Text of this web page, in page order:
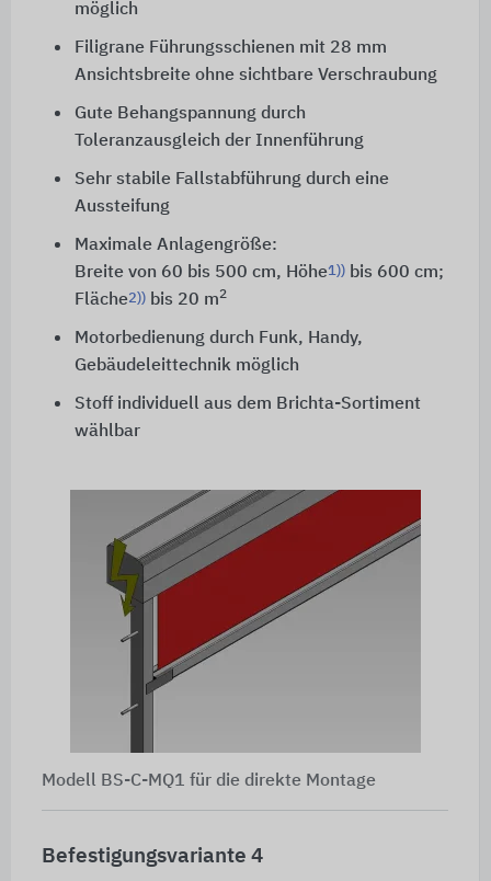
möglich
Filigrane Führungsschienen mit 28 mm
Ansichtsbreite ohne sichtbare Verschraubung
Gute Behangspannung durch
Toleranzausgleich der Innenführung
Sehr stabile Fallstabführung durch eine
Aussteifung
Maximale Anlagengröße:
Breite von 60 bis 500 cm, Höhe1))bis 600 cm;
Fläche2))bis 20 m2
Motorbedienung durch Funk, Handy,
Gebäudeleittechnik möglich
Stoff individuell aus dem Brichta-Sortiment
wählbar
Modell BS-C-MQ1 für die direkte Montage
Befestigungsvariante 4